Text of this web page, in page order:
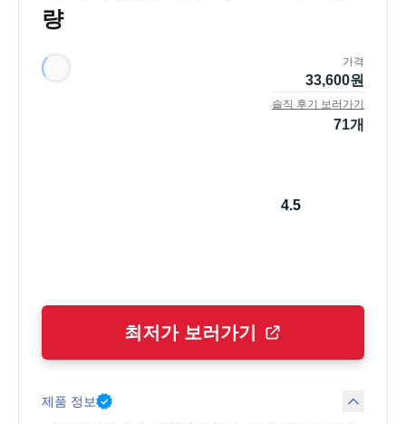
량
가격
33,600원
솔직 후기 보러가기
71개
4.5
최저가 보러가기
제품 정보